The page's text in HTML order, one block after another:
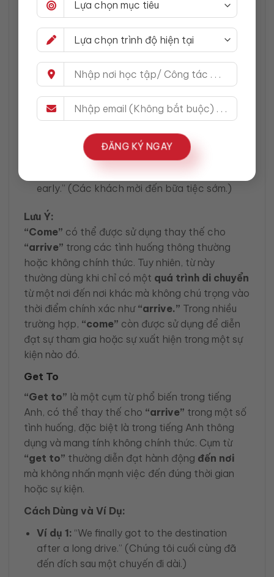
ĐĂNG KÝ NGAY
sử dụng khi bạn muốn diễn đạt sự di chuyển đến
đúng thời gian như“arrive.”
Cách Dùng và Ví Dụ:
Ví dụ 1:
“She came to the meeting late.” (Cô
ấy đến muộn cuộc họp.)
Ví dụ 2:“I need to come to terms with my
decision.” (Tôi cần chấp nhận quyết định của
early.” (Các khách mời đến bữa tiệc sớm.)
Lưu Ý:
“Come” có thể được sử dụng thay thế cho
“arrive” trong các tình huống thông thường
hoặc không chính thức. Tuy nhiên, từ này
thường dùng khi chỉ có một quá trình di chuyển
từ một nơi đến nơi khác mà không chú trọng vào
thời điểm chính xác như “arrive.” Trong nhiều
trường hợp, “come” còn được sử dụng để diễn
đạt sự tham gia hoặc sự xuất hiện trong một sự
kiện nào đó.
Get To
“Get to” là một cụm từ phổ biến trong tiếng
Anh, có thể thay thế cho “arrive” trong một số
tình huống, đặc biệt là trong tiếng Anh thông
dụng và mang tính không chính thức. Cụm từ
“get to” thường diễn đạt hành động đến nơi
mà không nhấn mạnh việc đến đúng thời gian
hoặc sự kiện.
Cách Dùng và Ví Dụ:
Ví dụ 1: “We finally got to the destination
after a long drive.” (Chúng tôi cuối cùng đã
đến đích sau một chuyến đi dài.)